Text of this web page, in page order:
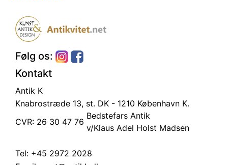
Følg os:
Kontakt
Antik K
Knabrostræde 13, st. DK - 1210 København K.
CVR: 26 30 47 76
Bedstefars Antik
v/Klaus Adel Holst Madsen
Tel: +45 2972 2028